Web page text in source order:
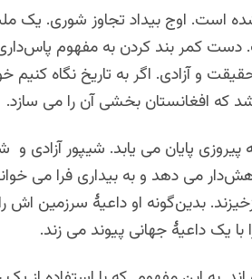
سروده شده است. اوج بیداد تجاوز شوری.
دست کمر بند کردن به مفهوم
و آزادی. اگر به تاریخ نگاه کنیم
که افغانستان بخشی آن را می سازد.
پیروزی پایان می یابد. شیپور
می دهد و به بیداری فرا می خواند
بدین‌گونه او داعیۀ سرزمین اش
یک داعیۀ جهانی پیوند می زند.